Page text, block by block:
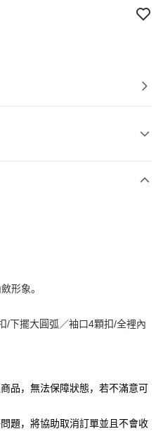
台北富邦商业银行
台中商业银行
中国信托商业银行
彰化商业银行
兆丰国际商业银行
永丰商业银行
形象。
/下擺大圓弧／袖口4顆扣/全裡內
品，無法保障狀態，若不滿意可
題，將協助取消訂單並且不會收